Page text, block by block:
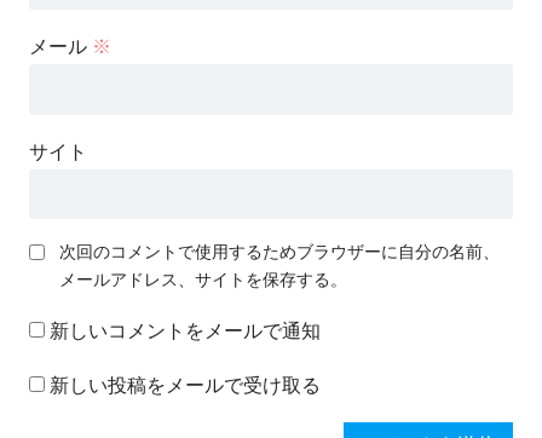
メール ※
サイト
次回のコメントで使用するためブラウザーに自分の名前、
メールアドレス、サイトを保存する。
新しいコメントをメールで通知
新しい投稿をメールで受け取る